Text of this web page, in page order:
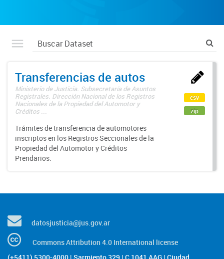
Transferencias de autos
Ministerio de Justicia. Subsecretaría de Asuntos
Registrales. Dirección Nacional de los Registros
Nacionales de la Propiedad del Automotor y
Créditos ...
Trámites de transferencia de automotores
inscriptos en los Registros Seccionales de la
Propiedad del Automotor y Créditos
Prendarios.
csv
zip
datosjusticia@jus.gov.ar
Commons Attribution 4.0 International license